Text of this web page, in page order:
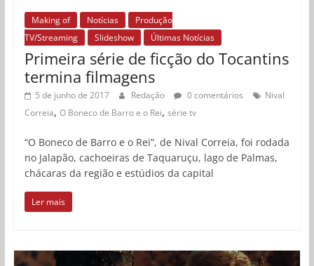
Making of Notícias
Produção
TV/Streaming
Slideshow Últimas Notícias
Primeira série de ficção do Tocantins
termina filmagens
5 de junho de 2017 Redação 0 comentários
Nival
Correia, O Boneco de Barro e o Rei, série tv
“O Boneco de Barro e o Rei”, de Nival Correia, foi rodada
no Jalapão, cachoeiras de Taquaruçu, lago de Palmas,
chácaras da região e estúdios da capital
Ler mais